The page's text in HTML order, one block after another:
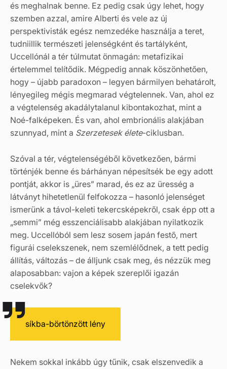
és meghalnak benne. Ez pedig csak úgy lehet, hogy
szemben azzal, amire Alberti és vele az új
perspektivisták egész nemzedéke használja a teret,
tudniillik természeti jelenségként és tartályként,
Uccellónál a tér túlmutat önmagán: metafizikai
értelemmel telítődik. Mégpedig annak köszönhetően,
hogy – újabb paradoxon – legyen bármilyen behatárolt,
lényegileg mégis megmarad végtelennek. Van, ahol ez
a végtelenség akadálytalanul kibontakozhat, mint a
Noé-falképeken. És van, ahol embrionális alakjában
szunnyad, mint a Szerzetesek élete-ciklusban.
Szóval a tér, végtelenségéből következően, bármi
történjék benne és bárhányan népesítsék be egy adott
pontját, akkor is „üres” marad, és ez az üresség a
látványt hihetetlenül felfokozza – hasonló jelenséget
ismerünk a távol-keleti tekercsképekről, csak épp ott a
„semmi” még esszenciálisabb alakjában nyilatkozik
meg. Uccellóból sem lesz sosem japán festő, mert
figurái cselekszenek, nem szemlélődnek, a tett pedig
állítás, változás – de álljunk csak meg, és nézzük meg
alaposabban: vajon a képek szereplői igazán
cselekvők?
síkba-börtönzött lény
Nekem sokkal inkább úgy tűnik, csak elszenvedik a